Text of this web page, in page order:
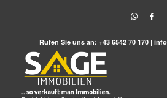
Rufen Sie uns an: +43 6542 70 170 |